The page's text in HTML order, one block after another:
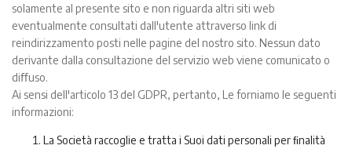
solamente al presente sito e non riguarda altri siti web
eventualmente consultati dall'utente attraverso link di
reindirizzamento posti nelle pagine del nostro sito. Nessun dato
derivante dalla consultazione del servizio web viene comunicato o
diﬀuso.
Ai sensi dell'articolo 13 del GDPR, pertanto, Le forniamo le seguenti
informazioni:
La Società raccoglie e tratta i Suoi dati personali per ﬁnalità